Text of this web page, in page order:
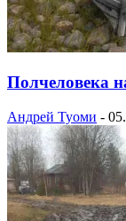
Полчеловека
Андрей Туоми -